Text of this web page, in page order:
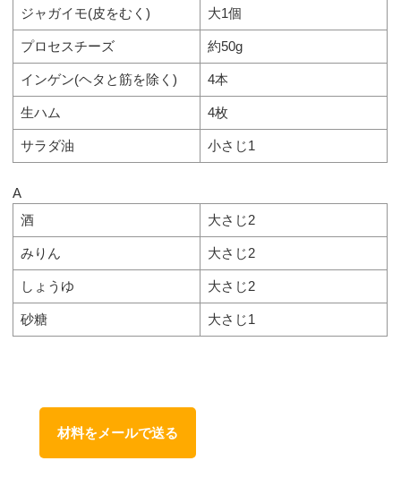
ジャガイモ(皮をむく) 大1個
プロセスチーズ 約50g
インゲン(ヘタと筋を除く) 4本
生ハム 4枚
サラダ油 小さじ1
A
酒
大さじ2
みりん 大さじ2
しょうゆ 大さじ2
砂糖 大さじ1
材料をメールで送る